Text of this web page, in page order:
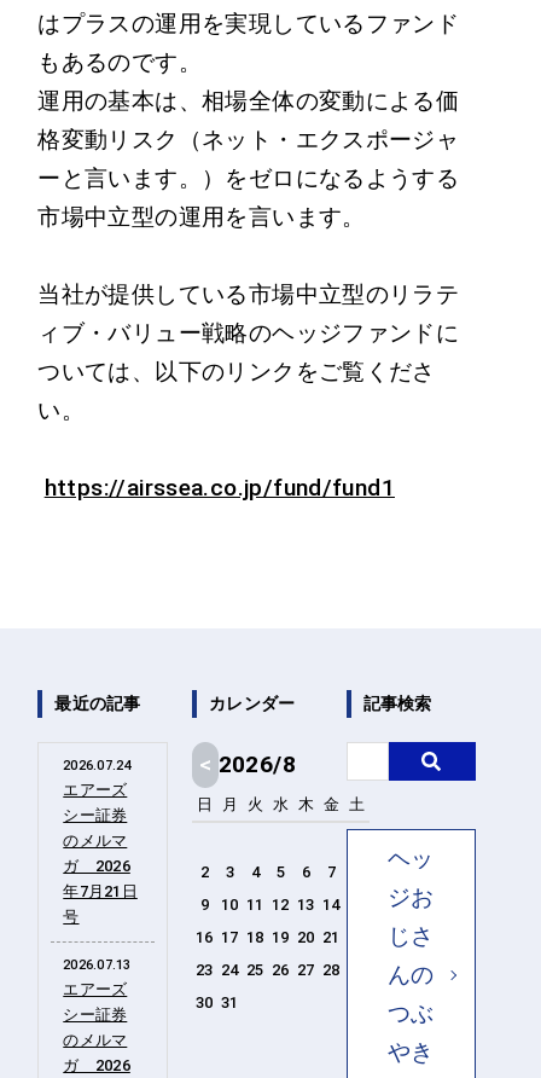
はプラスの運用を実現しているファンド
もあるのです。
運用の基本は、相場全体の変動による価
格変動リスク（ネット・エクスポージャ
ーと言います。）をゼロになるようする
市場中立型の運用を言います。
当社が提供している市場中立型のリラテ
ィブ・バリュー戦略のヘッジファンドに
ついては、以下のリンクをご覧くださ
い。
https://airssea.co.jp/fund/fund1
最近の記事
2026.07.24
エアーズ
シー証券
のメルマ
ガ 2026
年7月21日
号
2026.07.13
エアーズ
シー証券
のメルマ
ガ 2026
カレンダー
< 2026/8
日 月 火 水 木 金 土
2
3 4 5 6 7
9
10 11 12 13 14
16 17 18 19 20 21
23 24 25 26 27 28
30 31
記事検索
ヘッ
ジお
じさ
んの
つぶ
やき